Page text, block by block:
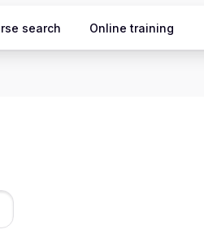
search Online training
cursos